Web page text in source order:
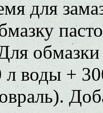
для
обмазки
л воды +